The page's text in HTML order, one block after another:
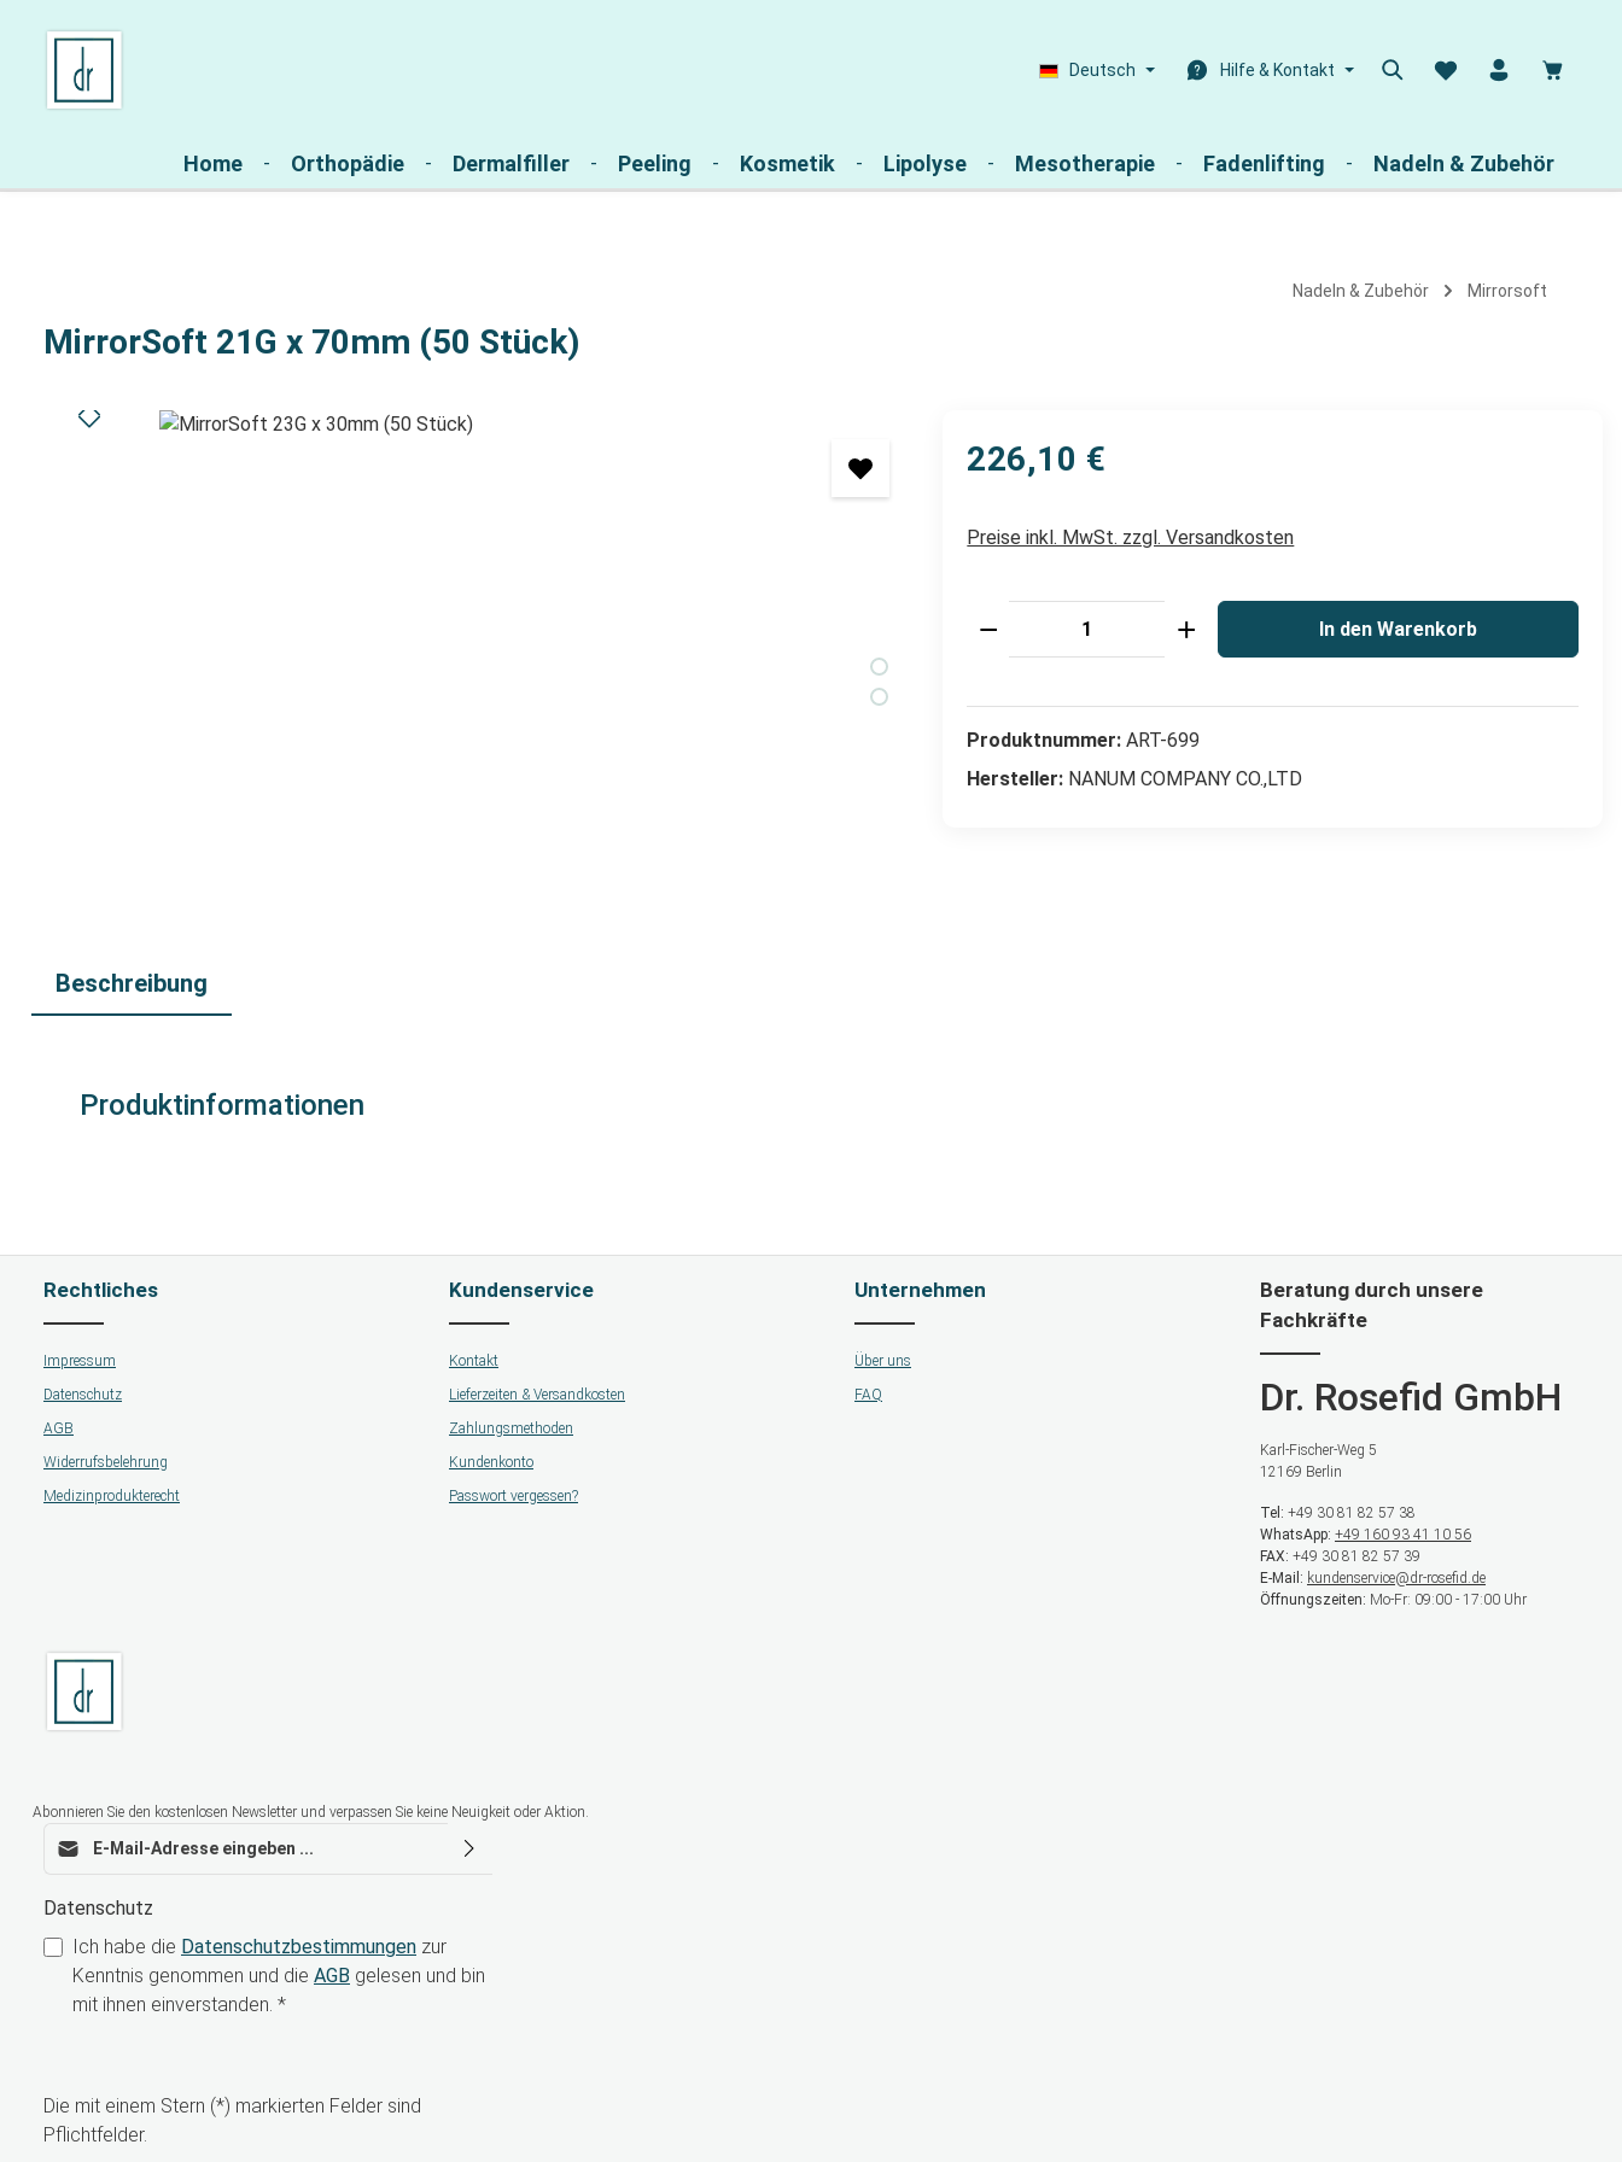
Hauptnavigation springen
Deutsch Hilfe & Kontakt
Home Orthopädie Dermalfiller Peeling Kosmetik Lipolyse Mesotherapie Fadenlifting Nadeln & Zubehör
Nadeln & Zubehör Mirrorsoft
MirrorSoft 21G x 70mm (50 Stück)
Bildergalerie überspringen
226,10 €
Preise inkl. MwSt. zzgl. Versandkosten
Produkt Anzahl: Gib den gewünschten Wert ein
In den Warenkorb
Produktnummer:ART-699
Hersteller: NANUM COMPANY CO.,LTD
Beschreibung
Produktinformationen
Rechtliches
Impressum
Datenschutz
AGB
Widerrufsbelehrung
Medizinprodukterecht
Kundenservice
Kontakt
Lieferzeiten & Versandkosten
Zahlungsmethoden
Kundenkonto
Passwort vergessen?
Unternehmen
Über uns
FAQ
Beratung durch unsere
Fachkräfte
Dr. Rosefid GmbH
Karl-Fischer-Weg 5
12169 Berlin
Tel: +49 30 81 82 57 38
WhatsApp: +49 160 93 41 10 56
FAX: +49 30 81 82 57 39
E-Mail: kundenservice@dr-rosefid.de
Öffnungszeiten: Mo-Fr: 09:00 - 17:00 Uhr
Abonnieren Sie den kostenlosen Newsletter und verpassen Sie keine Neuigkeit oder Aktion.
Datenschutz
Ich habe die Datenschutzbestimmungen zur
Kenntnis genommen und die AGB gelesen und bin
mit ihnen einverstanden. *
Die mit einem Stern (*) markierten Felder sind
Pflichtfelder.